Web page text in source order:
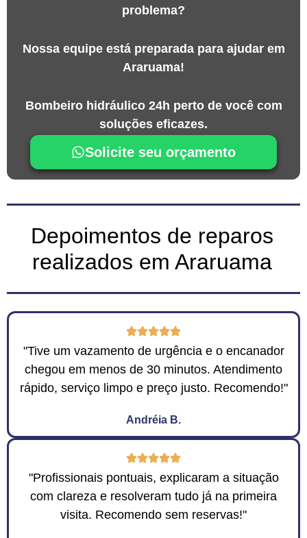
problema?
Nossa equipe está preparada para ajudar em
Araruama!
Bombeiro hidráulico 24h perto de você com
soluções eficazes.
Solicite seu orçamento
Depoimentos de reparos
realizados em Araruama
"Tive um vazamento de urgência e o encanador
chegou em menos de 30 minutos. Atendimento
rápido, serviço limpo e preço justo. Recomendo!"
Andréia B.
"Profissionais pontuais, explicaram a situação
com clareza e resolveram tudo já na primeira
visita. Recomendo sem reservas!"